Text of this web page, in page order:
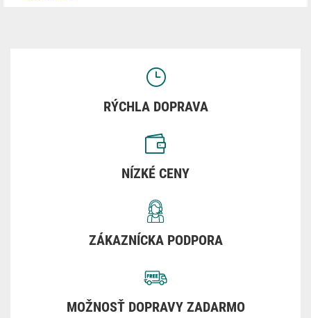
RÝCHLA DOPRAVA
NÍZKÉ CENY
ZÁKAZNÍCKA PODPORA
MOŽNOSŤ DOPRAVY ZADARMO